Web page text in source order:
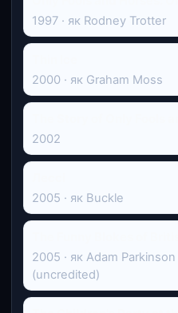
1997 · як Rodney Trotter
2000 · як Graham Moss
2002
2005 · як Buckle
2005 · як Adam
(uncredited)